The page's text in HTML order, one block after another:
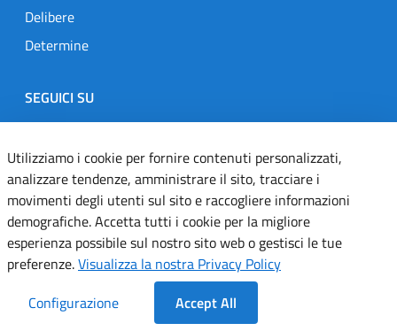
Delibere
Determine
SEGUICI SU
Designers Italia
TwitterInstagramYoutubeLinkedin
Dichiarazione di accessibilità
Informativa cookie
Utilizziamo i cookie per fornire contenuti personalizzati,
analizzare tendenze, amministrare il sito, tracciare i
movimenti degli utenti sul sito e raccogliere informazioni
demografiche. Accetta tutti i cookie per la migliore
esperienza possibile sul nostro sito web o gestisci le tue
preferenze.Visualizza la nostra Privacy Policy
Configurazione
Accept All